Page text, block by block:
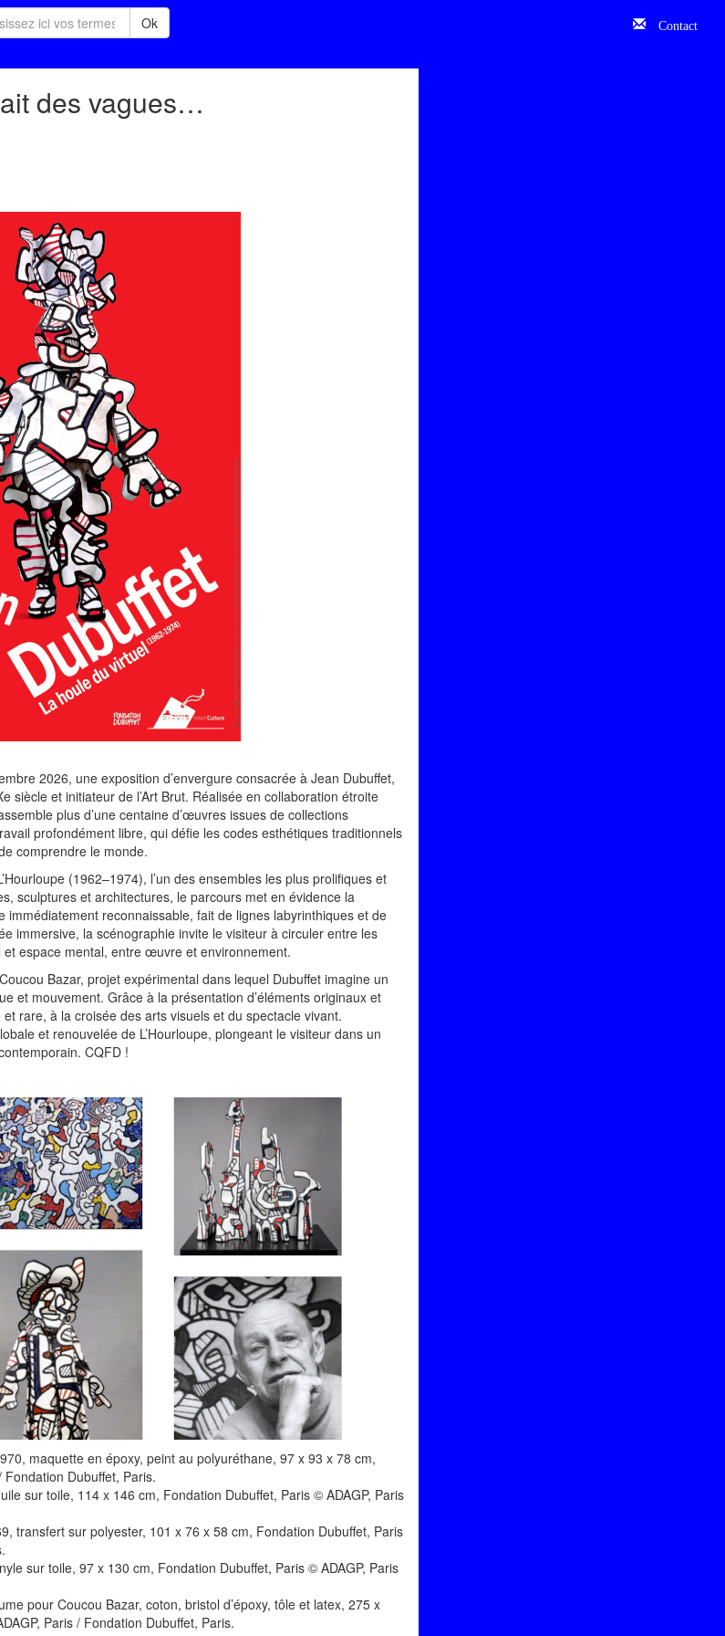
Ok Contact
des vagues…
2026, une exposition d’envergure consacrée à Jean Dubuffet,
siècle et initiateur de l’Art Brut. Réalisée en collaboration étroite
plus d’une centaine d’œuvres issues de collections
profondément libre, qui défie les codes esthétiques traditionnels
comprendre le monde.
(1962–1974), l’un des ensembles les plus prolifiques et
sculptures et architectures, le parcours met en évidence la
reconnaissable, fait de lignes labyrinthiques et de
immersive, la scénographie invite le visiteur à circuler entre les
espace mental, entre œuvre et environnement.
Bazar, projet expérimental dans lequel Dubuffet imagine un
et mouvement. Grâce à la présentation d’éléments originaux et
rare, à la croisée des arts visuels et du spectacle vivant.
et renouvelée de L’Hourloupe, plongeant le visiteur dans un
CQFD !
maquette en époxy, peint au polyuréthane, 97 x 93 x 78 cm,
Dubuffet, Paris.
sur toile, 114 x 146 cm, Fondation Dubuffet, Paris © ADAGP, Paris
transfert sur polyester, 101 x 76 x 58 cm, Fondation Dubuffet, Paris
sur toile, 97 x 130 cm, Fondation Dubuffet, Paris © ADAGP, Paris
pour Coucou Bazar, coton, bristol d’époxy, tôle et latex, 275 x
Paris / Fondation Dubuffet, Paris.